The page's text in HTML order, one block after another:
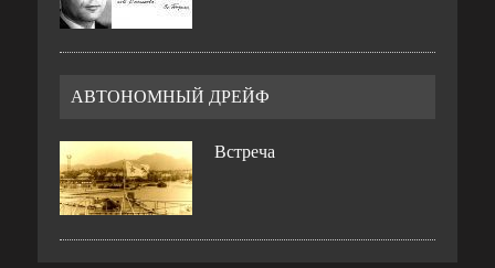
АВТОНОМНЫЙ ДРЕЙФ
Встреча